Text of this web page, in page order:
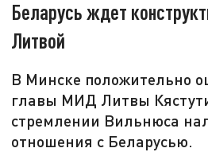
Беларусь ждет
Литвой
В Минске положительно
главы МИД Литвы
стремлении Вильнюса
отношения с Беларусью.